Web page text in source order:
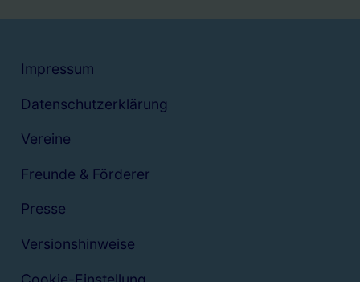
Impressum
Datenschutzerklärung
Vereine
Freunde & Förderer
Presse
Versionshinweise